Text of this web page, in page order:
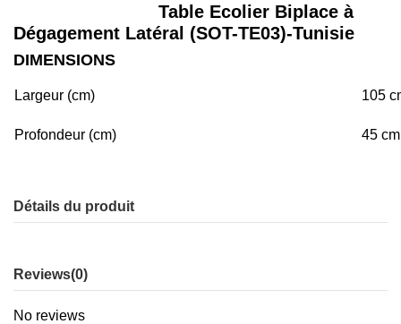
Table Ecolier Biplace à
Dégagement Latéral (SOT-TE03)-Tunisie
DIMENSIONS
Largeur (cm) 105
Profondeur (cm) 45 cm
Détails du produit
Reviews(0)
No reviews